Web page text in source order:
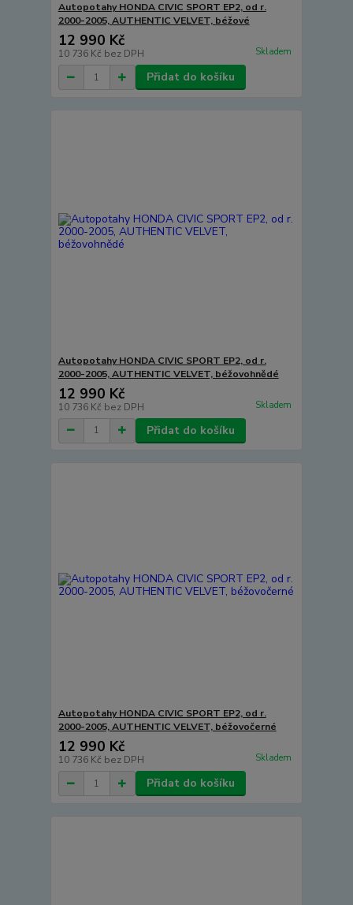
Autopotahy HONDA CIVIC SPORT EP2, od r.
2000-2005, AUTHENTIC VELVET, béžové
12 990 Kč
10 736 Kč bez DPH Skladem
Přidat do košíku
Autopotahy HONDA CIVIC SPORT EP2, od r.
2000-2005, AUTHENTIC VELVET, béžovohnědé
12 990 Kč
10 736 Kč bez DPH Skladem
Přidat do košíku
Autopotahy HONDA CIVIC SPORT EP2, od r.
2000-2005, AUTHENTIC VELVET, béžovočerné
12 990 Kč
10 736 Kč bez DPH Skladem
Přidat do košíku